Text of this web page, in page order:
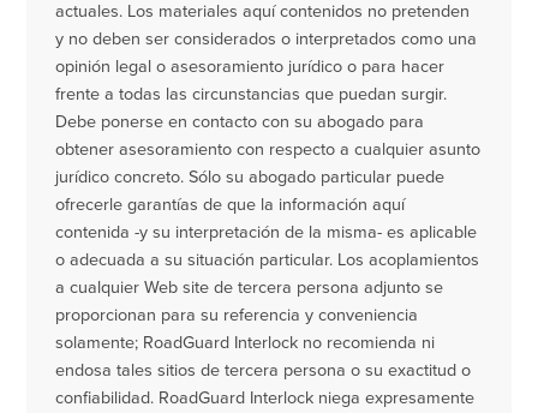
actuales. Los materiales aquí contenidos no pretenden
y no deben ser considerados o interpretados como una
opinión legal o asesoramiento jurídico o para hacer
frente a todas las circunstancias que puedan surgir.
Debe ponerse en contacto con su abogado para
obtener asesoramiento con respecto a cualquier asunto
jurídico concreto. Sólo su abogado particular puede
ofrecerle garantías de que la información aquí
contenida -y su interpretación de la misma- es aplicable
o adecuada a su situación particular. Los acoplamientos
a cualquier Web site de tercera persona adjunto se
proporcionan para su referencia y conveniencia
solamente; RoadGuard Interlock no recomienda ni
endosa tales sitios de tercera persona o su exactitud o
confiabilidad. RoadGuard Interlock niega expresamente